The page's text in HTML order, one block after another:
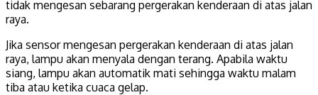
tidak mengesan sebarang pergerakan kenderaan di atas jalan
raya.
Jika sensor mengesan pergerakan kenderaan di atas jalan
raya, lampu akan menyala dengan terang. Apabila waktu
siang, lampu akan automatik mati sehingga waktu malam
tiba atau ketika cuaca gelap.